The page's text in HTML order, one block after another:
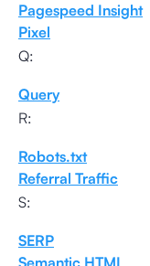
Pagespeed Insight
Pixel
Q:
Query
R:
Robots.txt
Referral Traffic
S:
SERP
Semantic HTML